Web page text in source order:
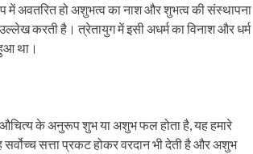
में अवतरित हो अशुभत्व का नाश और शुभत्व की संस्थापना
करती है। त्रेतायुग में इसी अधर्म का विनाश और धर्म
था।
औचित्य के अनुरूप शुभ या अशुभ फल होता है, यह हमारे
सत्ता प्रकट होकर वरदान भी देती है और अशुभ